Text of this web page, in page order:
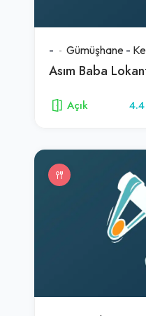
- Gümüşhane -
Asım Baba
Açık 4.4